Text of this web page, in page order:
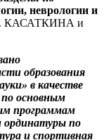
неврологии и
КАСАТКИНА и
образования
в качестве
по основным
программам
ординатуры по
и спортивная